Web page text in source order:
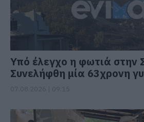
Υπό έλεγχο η φωτιά στην
Συνελήφθη μία 63χρονη